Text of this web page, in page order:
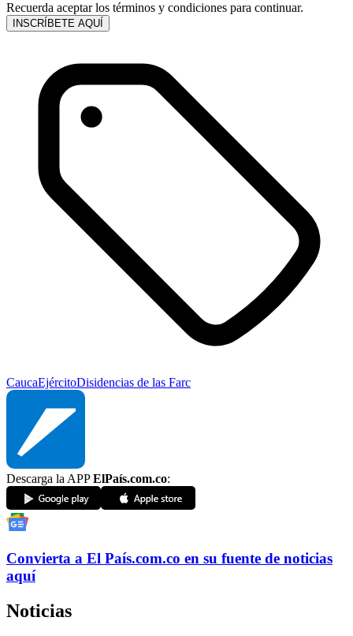
Recuerda aceptar los términos y condiciones para continuar.
INSCRÍBETE AQUÍ
CaucaEjércitoDisidencias de las Farc
Descarga la APPElPaís.com.co:
Convierta a El País.com.co en su fuente de noticias
aquí
Noticias